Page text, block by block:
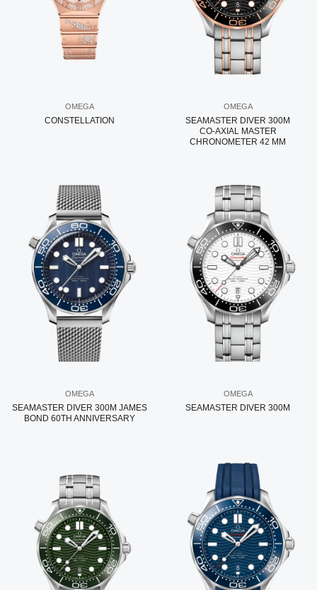
OMEGA
CONSTELLATION
OMEGA
SEAMASTER DIVER 300M
CO‑AXIAL MASTER
CHRONOMETER 42 MM
OMEGA
SEAMASTER DIVER 300M JAMES
BOND 60TH ANNIVERSARY
OMEGA
SEAMASTER DIVER 300M